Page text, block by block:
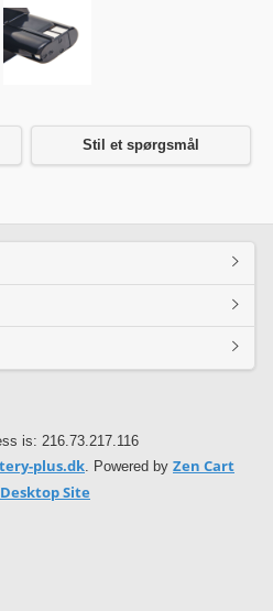
Stil et spørgsmål
is: 216.73.217.116
plus.dk. Powered by Zen Cart
Site